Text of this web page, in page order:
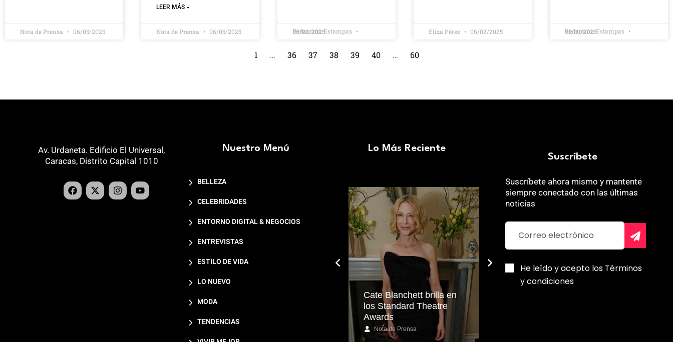
Nota de Prensa 06/05/2025
LEER MÁS »
Nota de Prensa 06/05/2025 Redacción Estampas
06/02/2025 Eliza Pérez 06/02/2025 Redacción Estampas
05/30/2025
1 … 36 37 38 39 40 … 60
Av. Urdaneta. Edificio El Universal,
Caracas, Distrito Capital 1010
Nuestro Menú
BELLEZA
CELEBRIDADES
ENTORNO DIGITAL & NEGOCIOS
ENTREVISTAS
ESTILO DE VIDA
LO NUEVO
MODA
TENDENCIAS
Lo Más Reciente
eje maestro de la salud
Cate Blanchett brilla en
los Standard Theatre
Awards
Nota de Prensa
Suscríbete
Suscríbete ahora mismo y mantente
siempre conectado con las últimas
noticias
He leído y acepto los Términos
y condiciones